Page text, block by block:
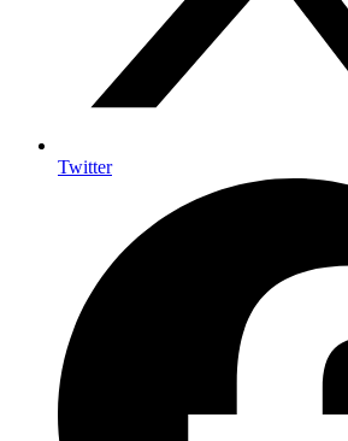
Twitter